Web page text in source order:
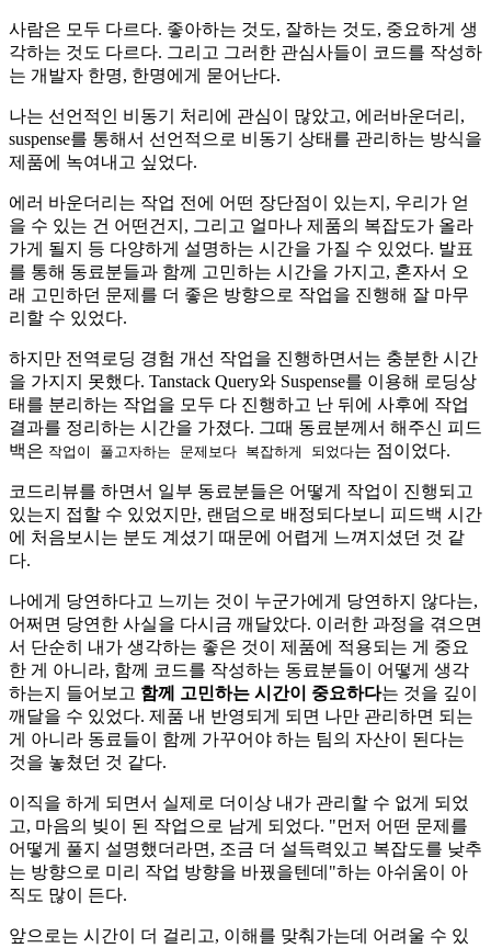
사람은 모두 다르다. 좋아하는 것도, 잘하는 것도, 중요하게 생
각하는 것도 다르다. 그리고 그러한 관심사들이 코드를 작성하
는 개발자 한명, 한명에게 묻어난다.
나는 선언적인 비동기 처리에 관심이 많았고, 에러바운더리,
suspense를 통해서 선언적으로 비동기 상태를 관리하는 방식을
제품에 녹여내고 싶었다.
에러 바운더리는 작업 전에 어떤 장단점이 있는지, 우리가 얻
을 수 있는 건 어떤건지, 그리고 얼마나 제품의 복잡도가 올라
가게 될지 등 다양하게 설명하는 시간을 가질 수 있었다. 발표
를 통해 동료분들과 함께 고민하는 시간을 가지고, 혼자서 오
래 고민하던 문제를 더 좋은 방향으로 작업을 진행해 잘 마무
리할 수 있었다.
하지만 전역로딩 경험 개선 작업을 진행하면서는 충분한 시간
을 가지지 못했다. Tanstack Query와 Suspense를 이용해 로딩상
태를 분리하는 작업을 모두 다 진행하고 난 뒤에 사후에 작업
결과를 정리하는 시간을 가졌다. 그때 동료분께서 해주신 피드
백은 작업이 풀고자하는 문제보다 복잡하게 되었다는 점이었다.
코드리뷰를 하면서 일부 동료분들은 어떻게 작업이 진행되고
있는지 접할 수 있었지만, 랜덤으로 배정되다보니 피드백 시간
에 처음보시는 분도 계셨기 때문에 어렵게 느껴지셨던 것 같
다.
나에게 당연하다고 느끼는 것이 누군가에게 당연하지 않다는,
어쩌면 당연한 사실을 다시금 깨달았다. 이러한 과정을 겪으면
서 단순히 내가 생각하는 좋은 것이 제품에 적용되는 게 중요
한 게 아니라, 함께 코드를 작성하는 동료분들이 어떻게 생각
하는지 들어보고 함께 고민하는 시간이 중요하다는 것을 깊이
깨달을 수 있었다. 제품 내 반영되게 되면 나만 관리하면 되는
게 아니라 동료들이 함께 가꾸어야 하는 팀의 자산이 된다는
것을 놓쳤던 것 같다.
이직을 하게 되면서 실제로 더이상 내가 관리할 수 없게 되었
고, 마음의 빚이 된 작업으로 남게 되었다. "먼저 어떤 문제를
어떻게 풀지 설명했더라면, 조금 더 설득력있고 복잡도를 낮추
는 방향으로 미리 작업 방향을 바꿨을텐데"하는 아쉬움이 아
직도 많이 든다.
앞으로는 시간이 더 걸리고, 이해를 맞춰가는데 어려울 수 있